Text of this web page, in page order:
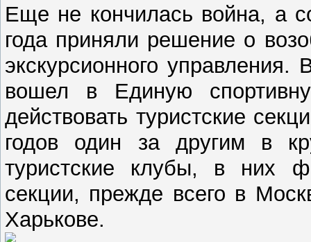
Еще не кончилась война, а
года приняли решение о
экскурсионного
вошел в Единую
действовать туристские
годов один за другим в
туристские клубы, в них
секции, прежде всего в
Харькове.